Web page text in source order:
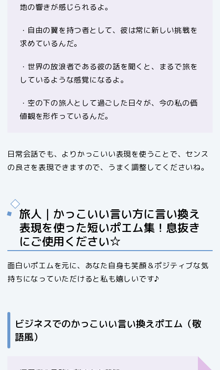
地の響きが感じられるよ。
・自由の翼を持つ者として、彼は常に新しい挑戦を
求めているんだ。
・世界の放浪者である彼の話を聞くと、まるで旅を
しているような感覚になるよ。
・空の下の旅人として過ごした日々が、今の私の価
値観を形作っているんだ。
日常会話でも、よりかっこいい表現を使うことで、センス
の良さを表現できますので、うまく調整してくださいね。
旅人｜かっこいい言い方に言い換え
表現を使った短いポエム集！息抜き
にご使用ください☆
面白いポエムを元に、あなた自身も笑顔＆ポジティブな気
持ちになっていただけると私も嬉しいです♪
ビジネスでのかっこいい言い換えポエム（敬
語風）